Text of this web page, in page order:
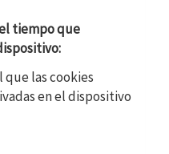
tiempo que
las cookies
en el dispositivo